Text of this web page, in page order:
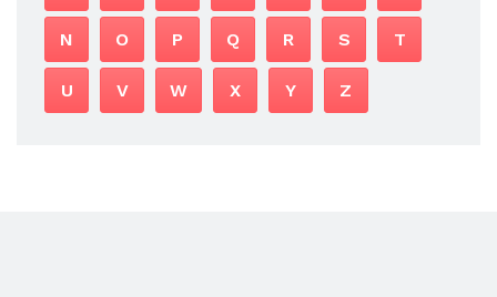
N O P Q R S T
U V W X Y Z